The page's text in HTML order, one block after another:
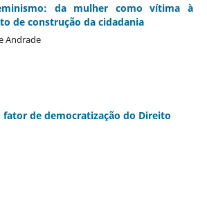
da mulher como vítima à
de construção da cidadania
Andrade
de democratização do Direito